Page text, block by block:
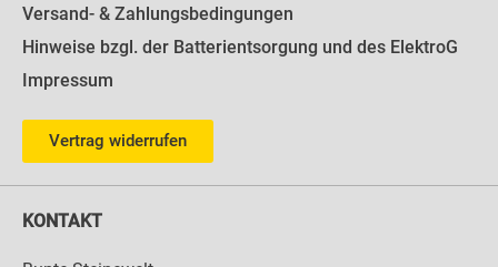
Versand- & Zahlungsbedingungen
Hinweise bzgl. der Batterientsorgung und des ElektroG
Impressum
Vertrag widerrufen
KONTAKT